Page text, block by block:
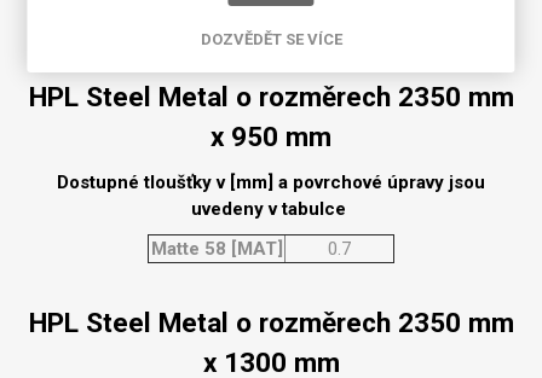
HPL Steel Metal o rozměrech 2350 mm
x 950 mm
Dostupné tloušťky v [mm] a povrchové úpravy jsou
uvedeny v tabulce
Matte 58 [MAT]
0.7
HPL Steel Metal o rozměrech 2350 mm
x 1300 mm
DOZVĚDĚT SE VÍCE